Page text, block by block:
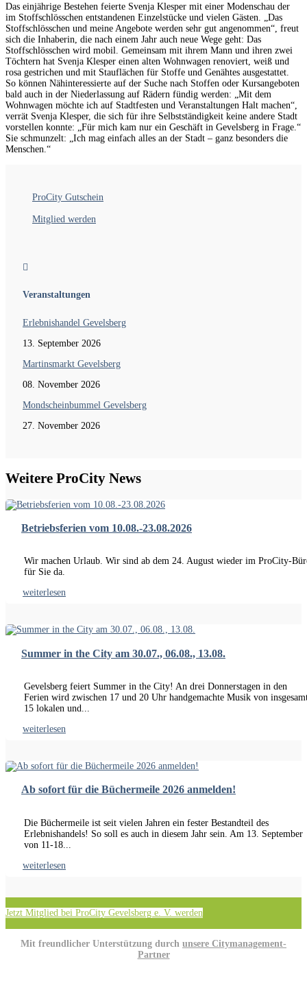
Das einjährige Bestehen feierte Svenja Klesper mit einer Modenschau der
im Stoffschlösschen entstandenen Einzelstücke und vielen Gästen. „Das
Stoffschlösschen und meine Angebote werden sehr gut angenommen“, freut
sich die Inhaberin, die nach einem Jahr auch neue Wege geht: Das
Stoffschlösschen wird mobil. Gemeinsam mit ihrem Mann und ihren zwei
Töchtern hat Svenja Klesper einen alten Wohnwagen renoviert, weiß und
rosa gestrichen und mit Stauflächen für Stoffe und Genähtes ausgestattet.
So können Nähinteressierte auf der Suche nach Stoffen oder Kursangeboten
bald auch in der Niederlassung auf Rädern fündig werden: „Mit dem
Wohnwagen möchte ich auf Stadtfesten und Veranstaltungen Halt machen“,
verrät Svenja Klesper, die sich für ihre Selbstständigkeit keine andere Stadt
vorstellen konnte: „Für mich kam nur ein Geschäft in Gevelsberg in Frage.“
Sie schmunzelt: „Ich mag einfach alles an der Stadt – ganz besonders die
Menschen.“
ProCity Gutschein
Mitglied werden

Veranstaltungen
Erlebnishandel Gevelsberg
13. September 2026
Martinsmarkt Gevelsberg
08. November 2026
Mondscheinbummel Gevelsberg
27. November 2026
Weitere ProCity News
Betriebsferien vom 10.08.-23.08.2026
Wir machen Urlaub. Wir sind ab dem 24. August wieder im ProCity-
für Sie da.
weiterlesen
Summer in the City am 30.07., 06.08., 13.08.
Gevelsberg feiert Summer in the City! An drei Donnerstagen in den
Ferien wird zwischen 17 und 20 Uhr handgemachte Musik von
15 lokalen und...
weiterlesen
Ab sofort für die Büchermeile 2026 anmelden!
Die Büchermeile ist seit vielen Jahren ein fester Bestandteil des
Erlebnishandels! So soll es auch in diesem Jahr sein. Am 13. September
von 11-18...
weiterlesen
Jetzt Mitglied bei ProCity Gevelsberg e. V. werden
Mit freundlicher Unterstützung durch unsere Citymanagement-
Partner